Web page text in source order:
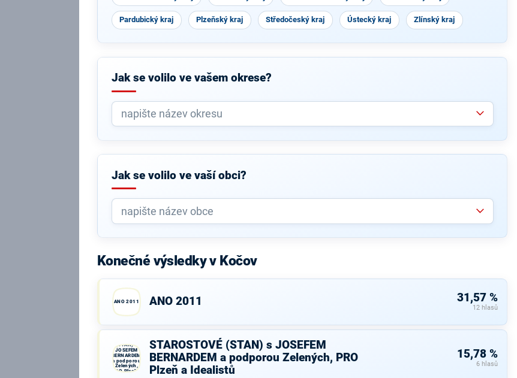
Pardubický kraj Plzeňský kraj Středočeský kraj Ústecký kraj Zlínský kraj
Jak se volilo ve vašem okrese?
Jak se volilo ve vaší obci?
Konečné výsledky v Kočov
ANO 2011 ANO 2011 31,57 %
12 hlasů
(STAN) s
JOSEFEM
BERNARDEM
a podporou
Zelených,
PRO Plzeň a
STAROSTOVÉ (STAN) s JOSEFEM
BERNARDEM a podporou Zelených, PRO
Plzeň a Idealistů
15,78 %
6 hlasů